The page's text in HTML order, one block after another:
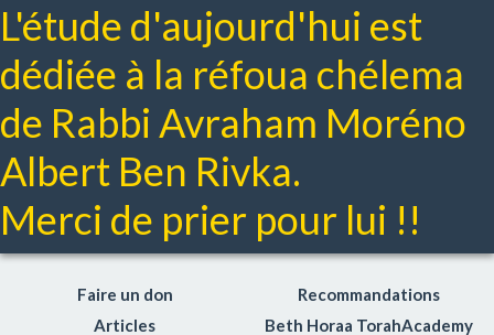
L'étude d'aujourd'hui est
dédiée à la réfoua chélema
de Rabbi Avraham Moréno
Albert Ben Rivka.
Merci de prier pour lui !!
Faire un don
Articles
Recommandations
Beth Horaa TorahAcademy